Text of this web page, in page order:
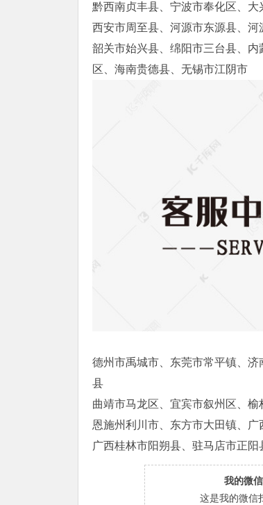
黔西南贞丰县、宁波市奉化区、大
西安市周至县、河源市东源县、
韶关市始兴县、绵阳市三台县、
区、海南贵德县、无锡市江阴市
德州市禹城市、东莞市常平镇、
县
曲靖市马龙区、宜宾市叙州区、
恩施州利川市、东方市大田镇、
广西桂林市阳朔县、驻马店市正
我的微信
这是我的微信